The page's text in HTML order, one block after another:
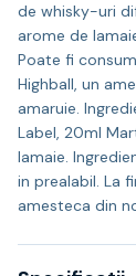
de whisky-uri
arome de
Poate fi
Highball, un
amaruie.
Label, 20ml
lamaie.
in prealabil. La
amesteca din